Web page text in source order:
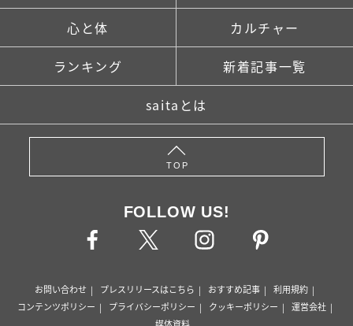
心と体 カルチャー
ランキング 新着記事一覧
saitaとは
TOP
FOLLOW US!
お問い合わせ プレスリリースはこちら おすすめ記事
利用規約
コンテンツポリシー
プライバシーポリシー クッキーポリシー
運営会社